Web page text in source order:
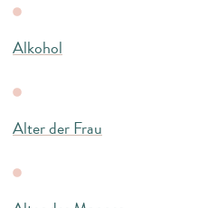
Alkohol
Alter der Frau